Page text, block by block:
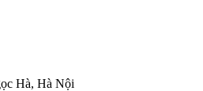
Hà, Hà Nội